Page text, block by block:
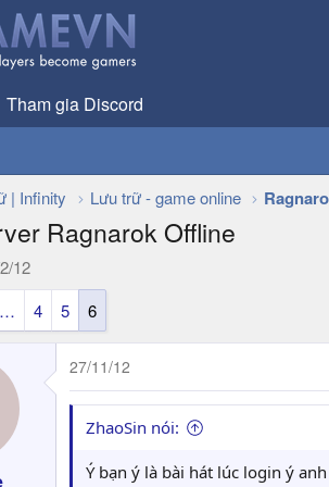
Tham gia Discord
| Infinity Lưu trữ - game online
Ragnarok Offline
12
… 4 5 6
27/11/12
ZhaoSin nói:
Ý bạn ý là bài hát lúc login ý